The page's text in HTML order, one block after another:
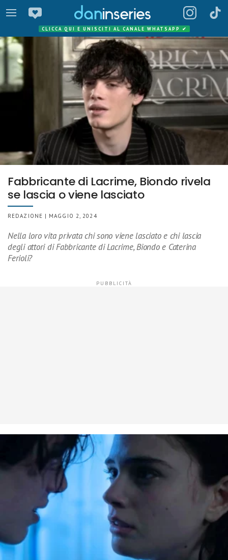
CLICCA QUI E UNISCITI AL CANALE WHATSAPP ✔
Fabbricante di Lacrime, Biondo rivela
se lascia o viene lasciato
REDAZIONE | MAGGIO 2, 2024
Nella loro vita privata chi sono viene lasciato e chi lascia
degli attori di Fabbricante di Lacrime, Biondo e Caterina
Ferioli?